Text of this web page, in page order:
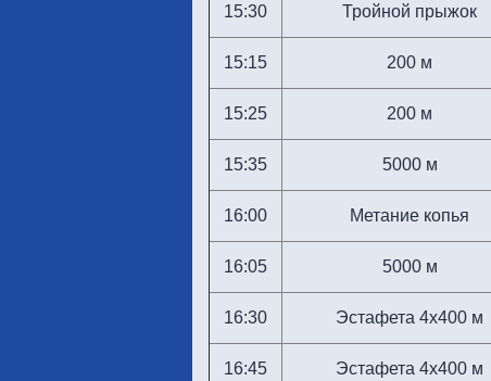
15:30 Тройной прыжок
15:15 200 м
15:25 200 м
15:35 5000 м
16:00 Метание копья
16:05 5000 м
16:30 Эстафета 4х400 м
16:45 Эстафета 4х400 м